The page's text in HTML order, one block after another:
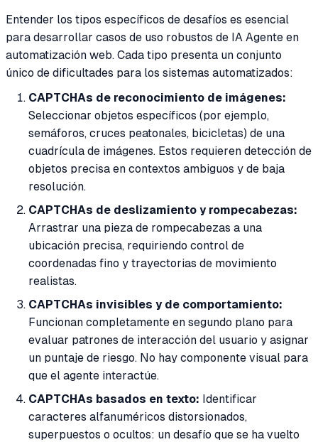
Entender los tipos específicos de desafíos es esencial
para desarrollar casos de uso robustos de IA Agente en
automatización web. Cada tipo presenta un conjunto
único de dificultades para los sistemas automatizados:
CAPTCHAs de reconocimiento de imágenes:
Seleccionar objetos específicos (por ejemplo,
semáforos, cruces peatonales, bicicletas) de una
cuadrícula de imágenes. Estos requieren detección de
objetos precisa en contextos ambiguos y de baja
resolución.
CAPTCHAs de deslizamiento y rompecabezas:
Arrastrar una pieza de rompecabezas a una
ubicación precisa, requiriendo control de
coordenadas fino y trayectorias de movimiento
realistas.
CAPTCHAs invisibles y de comportamiento:
Funcionan completamente en segundo plano para
evaluar patrones de interacción del usuario y asignar
un puntaje de riesgo. No hay componente visual para
que el agente interactúe.
CAPTCHAs basados en texto: Identificar
caracteres alfanuméricos distorsionados,
superpuestos o ocultos: un desafío que se ha vuelto